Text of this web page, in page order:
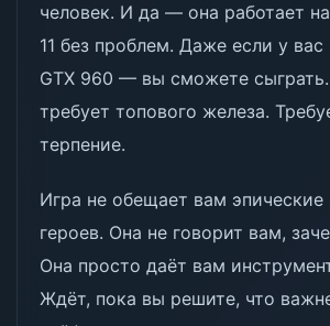
человек. И да — она работает
11 без проблем. Даже если у
GTX 960 — вы сможете
требует топового железа.
терпение.
Игра не обещает вам
героев. Она не говорит вам,
Она просто даёт вам
Ждёт, пока вы решите, что